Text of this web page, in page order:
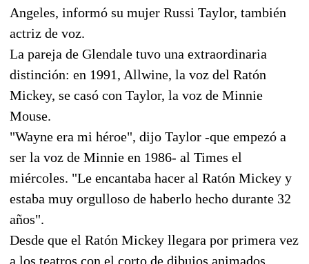
Angeles, informó su mujer Russi Taylor, también
actriz de voz.
La pareja de Glendale tuvo una extraordinaria
distinción: en 1991, Allwine, la voz del Ratón
Mickey, se casó con Taylor, la voz de Minnie
Mouse.
"Wayne era mi héroe", dijo Taylor -que empezó a
ser la voz de Minnie en 1986- al Times el
miércoles. "Le encantaba hacer al Ratón Mickey y
estaba muy orgulloso de haberlo hecho durante 32
años".
Desde que el Ratón Mickey llegara por primera vez
a los teatros con el corto de dibujos animados